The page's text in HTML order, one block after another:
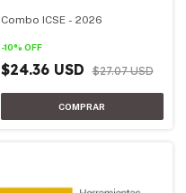
Combo ICSE - 2026
-10% OFF
$24.36 USD $27.07 USD